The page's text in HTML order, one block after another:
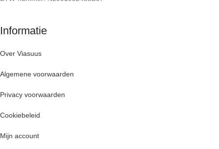
Informatie
Over Viasuus
Algemene voorwaarden
Privacy voorwaarden
Cookiebeleid
Mijn account